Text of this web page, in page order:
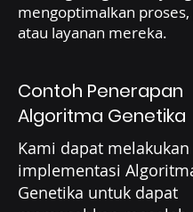
mengoptimalkan
atau layanan mereka.
Contoh Penerapan
Algoritma Genetika
Kami dapat melakukan
implementasi
Genetika untuk dapat